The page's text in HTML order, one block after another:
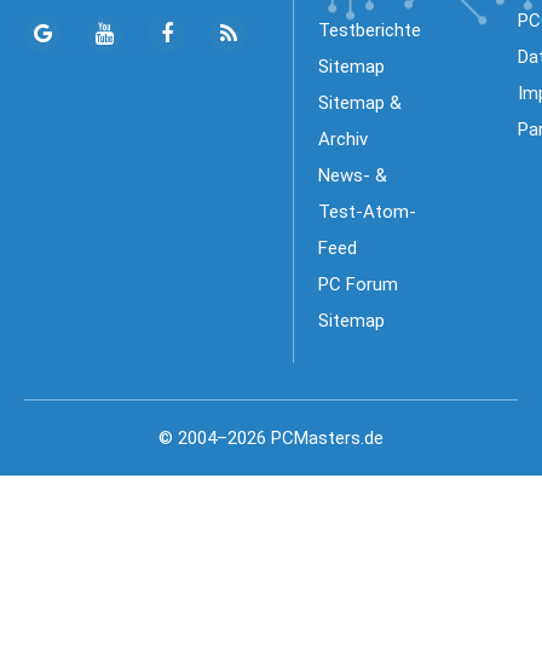
Testberichte
Sitemap
Sitemap &
Archiv
News- &
Test-Atom-
Feed
PC Forum
Sitemap
© 2004–2026 PCMasters.de